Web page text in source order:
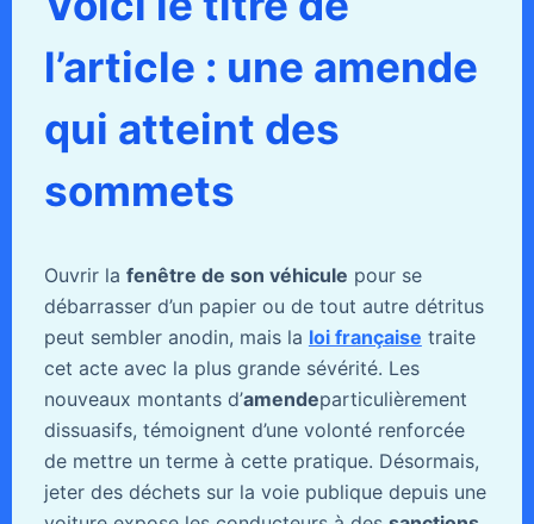
l’article : une amende
qui atteint des
sommets
Ouvrir la fenêtre de son véhicule pour se
débarrasser d’un papier ou de tout autre détritus
peut sembler anodin, mais la loi française traite
cet acte avec la plus grande sévérité. Les
nouveaux montants d’amendeparticulièrement
dissuasifs, témoignent d’une volonté renforcée
de mettre un terme à cette pratique. Désormais,
jeter des déchets sur la voie publique depuis une